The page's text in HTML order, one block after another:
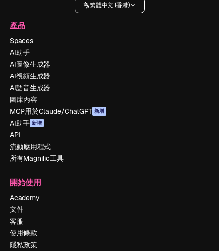
繁體中文 (香港)
產品
Spaces
AI助手
AI圖像生成器
AI視頻生成器
AI語音生成器
圖庫內容
MCP用於Claude/ChatGPT 新增
AI助手 新增
API
流動應用程式
所有Magnific工具
開始使用
Academy
文件
客服
使用條款
隱私政策